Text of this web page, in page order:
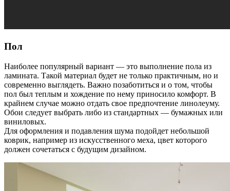
Пол
Наиболее популярный вариант — это выполнение пола из
ламината. Такой материал будет не только практичным, но и
современно выглядеть. Важно позаботиться и о том, чтобы
пол был теплым и хождение по нему приносило комфорт. В
крайнем случае можно отдать свое предпочтение линолеуму.
Обои следует выбрать либо из стандартных — бумажных или
виниловых.
Для оформления и подавления шума подойдет небольшой
коврик, например из искусственного меха, цвет которого
должен сочетаться с будущим дизайном.